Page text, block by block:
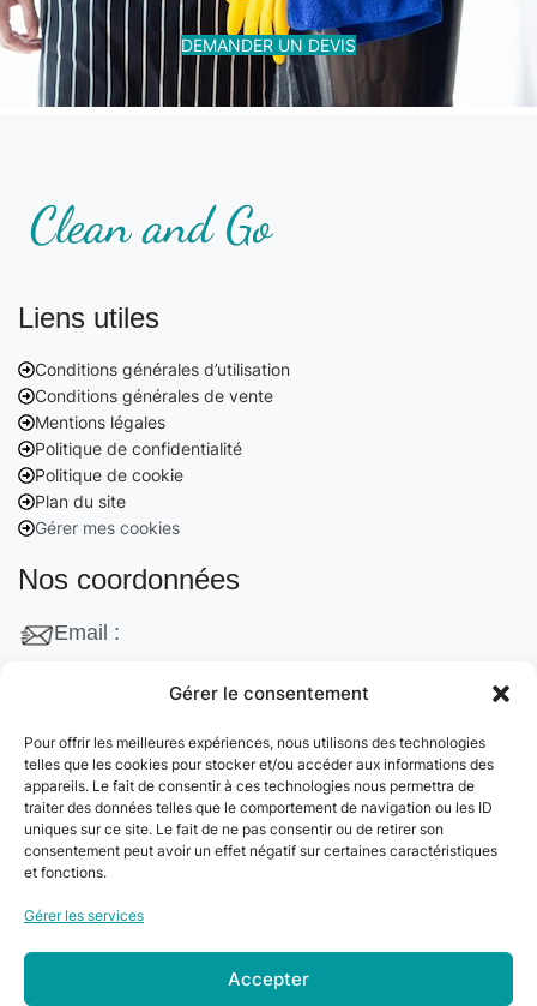
Gérer le consentement
Pour offrir les meilleures expériences, nous utilisons des technologies
telles que les cookies pour stocker et/ou accéder aux informations des
appareils. Le fait de consentir à ces technologies nous permettra de
traiter des données telles que le comportement de navigation ou les ID
uniques sur ce site. Le fait de ne pas consentir ou de retirer son
consentement peut avoir un effet négatif sur certaines caractéristiques
et fonctions.
Gérer les services
Accepter
DEMANDER UN DEVIS
Liens utiles
Conditions générales d’utilisation
Conditions générales de vente
Mentions légales
Politique de confidentialité
Politique de cookie
Plan du site
Gérer mes cookies
Nos coordonnées
Email :
132 Rue Edouard Vaillant, 95870 Bezons, France
Téléphone :
+33 06 22 09 56 53
+33 06 24 78 76 77